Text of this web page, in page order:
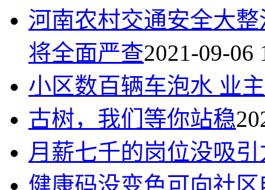
河南农村交通安全大
将全面严查2021-09-06
小区数百辆车泡水 业
古树，我们等你站稳
月薪七千的岗位没吸